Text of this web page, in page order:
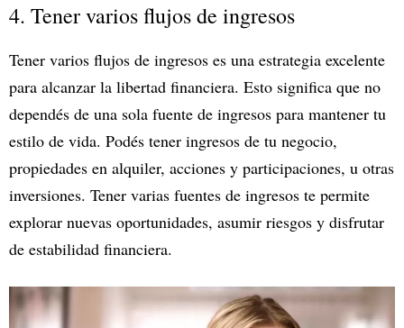
4. Tener varios flujos de ingresos
Tener varios flujos de ingresos es una estrategia excelente
para alcanzar la libertad financiera. Esto significa que no
dependés de una sola fuente de ingresos para mantener tu
estilo de vida. Podés tener ingresos de tu negocio,
propiedades en alquiler, acciones y participaciones, u otras
inversiones. Tener varias fuentes de ingresos te permite
explorar nuevas oportunidades, asumir riesgos y disfrutar
de estabilidad financiera.